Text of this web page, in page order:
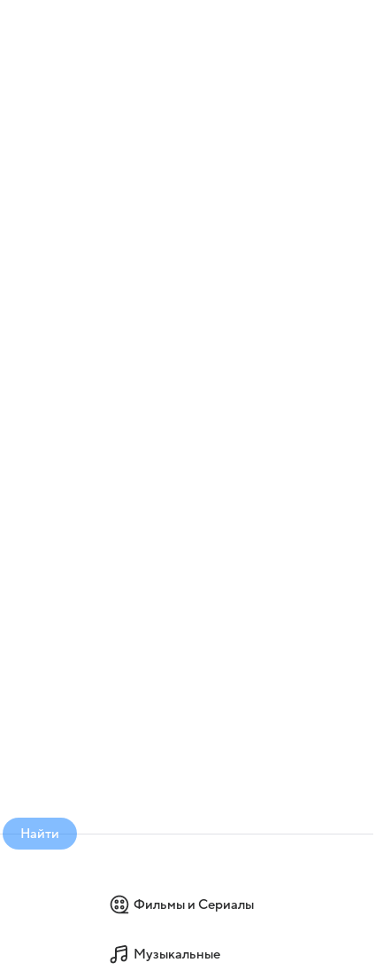
Найти
Фильмы и Сериалы
Музыкальные